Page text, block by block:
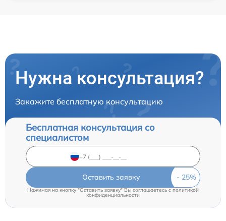
Нужна консультация?
Закажите бесплатную консультацию
Бесплатная консультация со
специалистом
Оставить заявку
Нажимая на кнопку "Оставить заявку" Вы соглашаетесь c политикой
конфиденциальности